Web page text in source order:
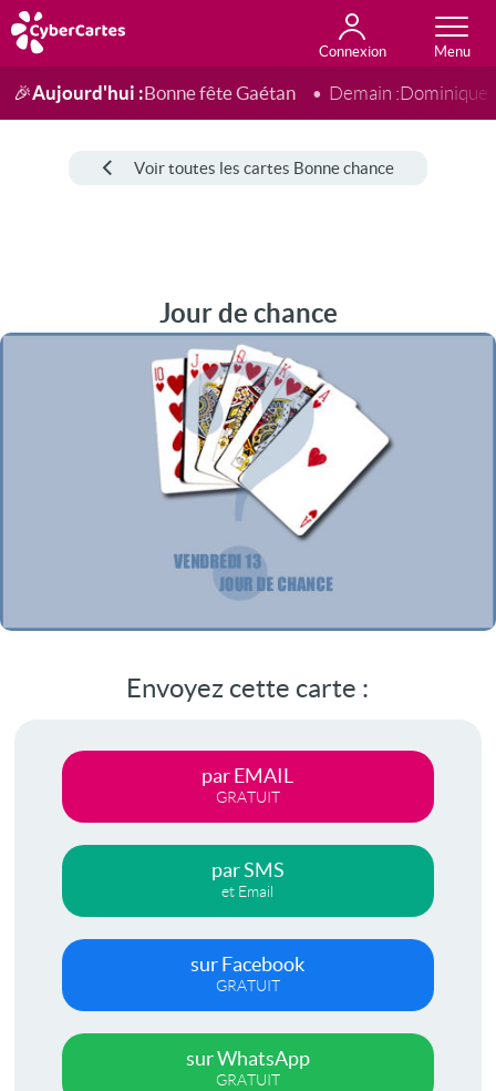
Connexion
Anniversaire
Fête du jour
Amour
Amitié
Merci
Toutes les cartes
🎉Aujourd'hui :Bonne fête Gaétan Demain :Dominique
Voir toutes les cartes Bonne chance
Jour de chance
Envoyez cette carte :
par EMAIL
GRATUIT
par SMS
et Email
sur Facebook
GRATUIT
sur WhatsApp
GRATUIT